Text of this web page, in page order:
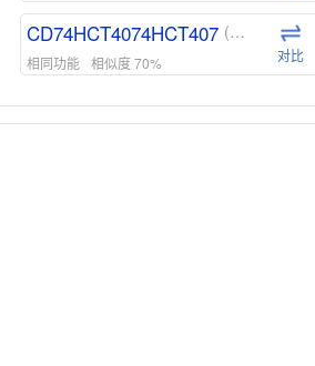
CD74HCT4074HCT407 (德州仪器-TI)
相同功能 相似度 70% 对比
CD74HCT4D74HDCT40 (德州仪器-TI)
对比